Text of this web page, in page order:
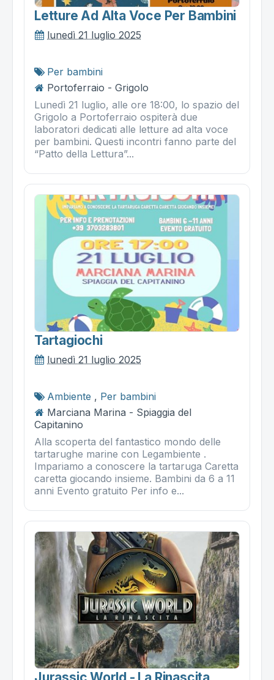
Letture Ad Alta Voce Per Bambini
lunedì 21 luglio 2025
Per bambini
Portoferraio - Grigolo
Lunedì 21 luglio, alle ore 18:00, lo spazio del
Grigolo a Portoferraio ospiterà due
laboratori dedicati alle letture ad alta voce
per bambini. Questi incontri fanno parte del
“Patto della Lettura”...
Tartagiochi
lunedì 21 luglio 2025
Ambiente , Per bambini
Marciana Marina - Spiaggia del
Capitanino
Alla scoperta del fantastico mondo delle
tartarughe marine con Legambiente .
Impariamo a conoscere la tartaruga Caretta
caretta giocando insieme. Bambini da 6 a 11
anni Evento gratuito Per info e...